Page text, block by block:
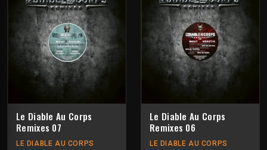
Le Diable Au Corps
Remixes 07
LE DIABLE AU CORPS
Le Diable Au Corps
Remixes 06
LE DIABLE AU CORPS